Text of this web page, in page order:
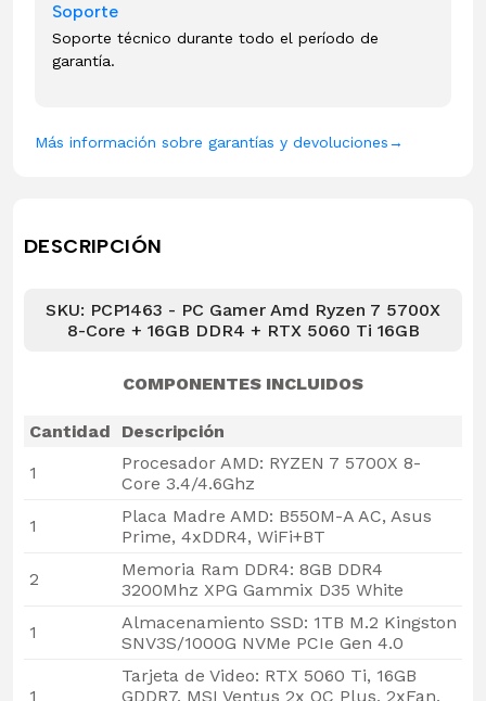
Soporte
Soporte técnico durante todo el período de
garantía.
Más información sobre garantías y devoluciones→
DESCRIPCIÓN
SKU: PCP1463 - PC Gamer Amd Ryzen 7 5700X
8-Core + 16GB DDR4 + RTX 5060 Ti 16GB
COMPONENTES INCLUIDOS
Cantidad
Descripción
1
Procesador AMD: RYZEN 7 5700X 8-
Core 3.4/4.6Ghz
1
Placa Madre AMD: B550M-A AC, Asus
Prime, 4xDDR4, WiFi+BT
2
Memoria Ram DDR4: 8GB DDR4
3200Mhz XPG Gammix D35 White
1
Almacenamiento SSD: 1TB M.2 Kingston
SNV3S/1000G NVMe PCIe Gen 4.0
1
Tarjeta de Video: RTX 5060 Ti, 16GB
GDDR7, MSI Ventus 2x OC Plus, 2xFan,